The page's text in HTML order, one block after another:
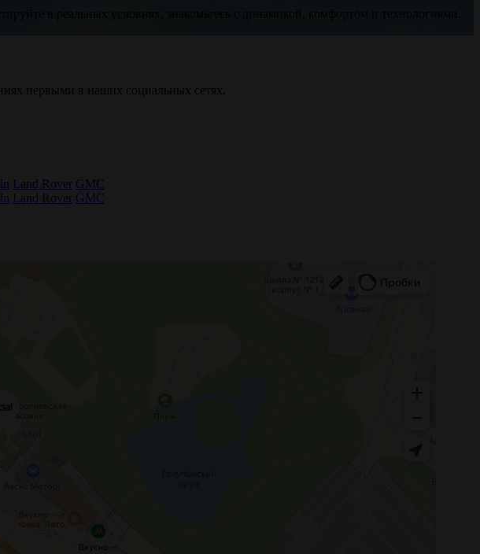
первыми в наших социальных сетях.
Land Rover
GMC
Land Rover
GMC